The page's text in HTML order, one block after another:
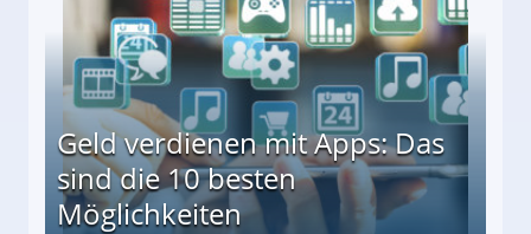
Geld verdienen mit Apps: Das
sind die 10 besten
Möglichkeiten